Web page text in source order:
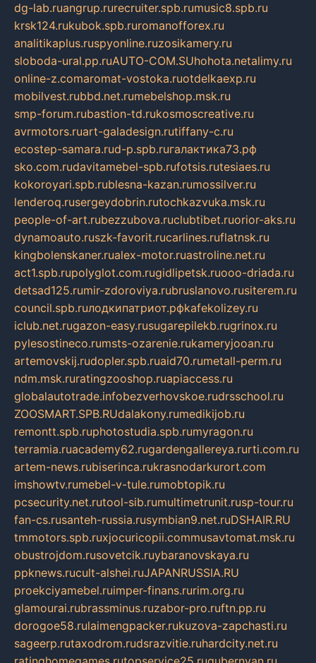
dg-lab.ruangrup.rurecruiter.spb.rumusic8.spb.ru
krsk124.rukubok.spb.ruromanofforex.ru
analitikaplus.ruspyonline.ruzosikamery.ru
sloboda-ural.pp.ruAUTO-COM.SUhohota.netalimy.ru
online-z.comaromat-vostoka.ruotdelkaexp.ru
mobilvest.rubbd.net.rumebelshop.msk.ru
smp-forum.rubastion-td.rukosmoscreative.ru
avrmotors.ruart-galadesign.rutiffany-c.ru
ecostep-samara.rud-p.spb.ruгалактика73.рф
sko.com.rudavitamebel-spb.rufotsis.rutesiaes.ru
kokoroyari.spb.rublesna-kazan.rumossilver.ru
lenderoq.rusergeydobrin.rutochkazvuka.msk.ru
people-of-art.rubezzubova.ruclubtibet.ruorior-aks.ru
dynamoauto.ruszk-favorit.rucarlines.ruflatnsk.ru
kingbolenskaner.rualex-motor.ruastroline.net.ru
act1.spb.rupolyglot.com.rugidlipetsk.ruooo-driada.ru
detsad125.rumir-zdoroviya.rubruslanovo.rusiterem.ru
council.spb.ruлодкипатриот.рфkafekolizey.ru
iclub.net.rugazon-easy.rusugarepilekb.rugrinox.ru
pylesostineco.rumsts-ozarenie.rukameryjooan.ru
artemovskij.rudopler.spb.ruaid70.rumetall-perm.ru
ndm.msk.ruratingzooshop.ruapiaccess.ru
globalautotrade.infobezverhovskoe.rudrsschool.ru
ZOOSMART.SPB.RUdalakony.rumedikijob.ru
remontt.spb.ruphotostudia.spb.rumyragon.ru
terramia.ruacademy62.rugardengallereya.rurti.com.ru
artem-news.rubiserinca.rukrasnodarkurort.com
imshowtv.rumebel-v-tule.rumobtopik.ru
pcsecurity.net.rutool-sib.rumultimetrunit.rusp-tour.ru
fan-cs.rusanteh-russia.rusymbian9.net.ruDSHAIR.RU
tmmotors.spb.ruxjocuricopii.commusavtomat.msk.ru
obustrojdom.rusovetcik.ruybaranovskaya.ru
ppknews.rucult-alshei.ruJAPANRUSSIA.RU
proekciyamebel.ruimper-finans.rurim.org.ru
glamourai.rubrassminus.ruzabor-pro.ruftn.pp.ru
dorogoe58.rulaimengpacker.rukuzova-zapchasti.ru
sageerp.rutaxodrom.rudsrazvitie.ruhardcity.net.ru